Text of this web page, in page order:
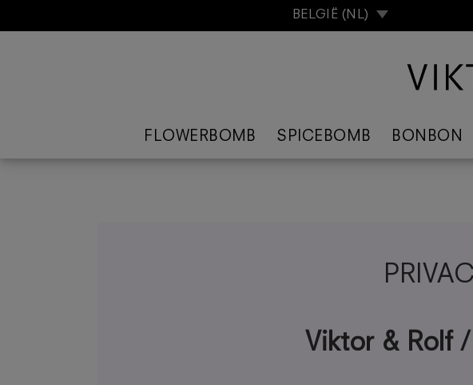
BELGIË (NL)
FLOWERBOMB SPICEBOMB BONBON
Viktor & Rolf /